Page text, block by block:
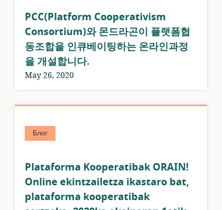
PCC(Platform Cooperativism
Consortium)와 몬드라곤이 플랫폼협
동조합을 인큐베이팅하는 온라인과정
을 개설합니다.
May 26, 2020
Блог
Plataforma Kooperatibak ORAIN!
Online ekintzailetza ikastaro bat,
plataforma kooperatibak